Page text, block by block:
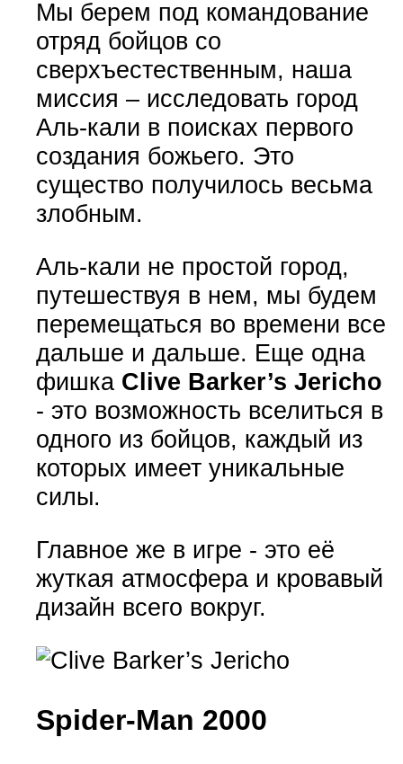
Мы берем под командование
отряд бойцов со
сверхъестественным, наша
миссия – исследовать город
Аль-кали в поисках первого
создания божьего. Это
существо получилось весьма
злобным.
Аль-кали не простой город,
путешествуя в нем, мы будем
перемещаться во времени все
дальше и дальше. Еще одна
фишка Clive Barker’s Jericho
- это возможность вселиться в
одного из бойцов, каждый из
которых имеет уникальные
силы.
Главное же в игре - это её
жуткая атмосфера и кровавый
дизайн всего вокруг.
Spider-Man 2000